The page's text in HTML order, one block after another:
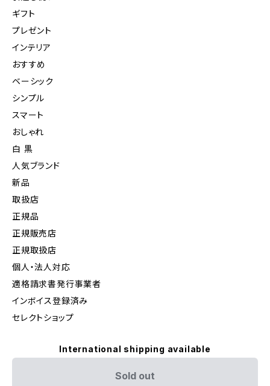
ギフト
プレゼント
インテリア
おすすめ
ベーシック
シンプル
スマート
おしゃれ
白 黒
人気ブランド
新品
取扱店
正規品
正規販売店
正規取扱店
個人・法人対応
適格請求書発行事業者
インボイス登録済み
セレクトショップ
International shipping available
Sold out